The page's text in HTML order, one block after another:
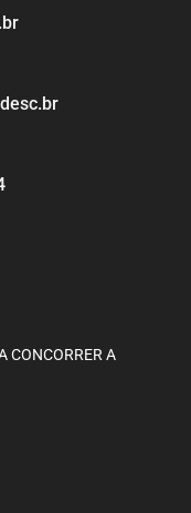
CONCORRER A